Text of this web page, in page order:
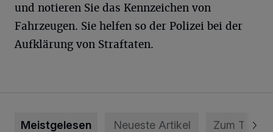
und notieren Sie das Kennzeichen von
Fahrzeugen. Sie helfen so der Polizei bei der
Aufklärung von Straftaten.
Meistgelesen Neueste Artikel Zum Thema